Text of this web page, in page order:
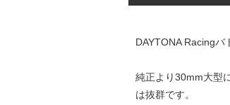
DAYTONA Racingバ
純正より30mm大型
は抜群です。